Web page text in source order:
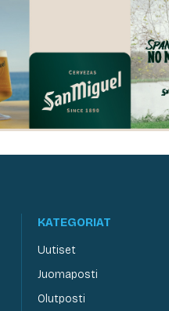
KATEGORIAT
Uutiset
Juomaposti
Olutposti